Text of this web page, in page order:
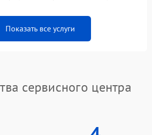
Показать все услуги
сервисного центра